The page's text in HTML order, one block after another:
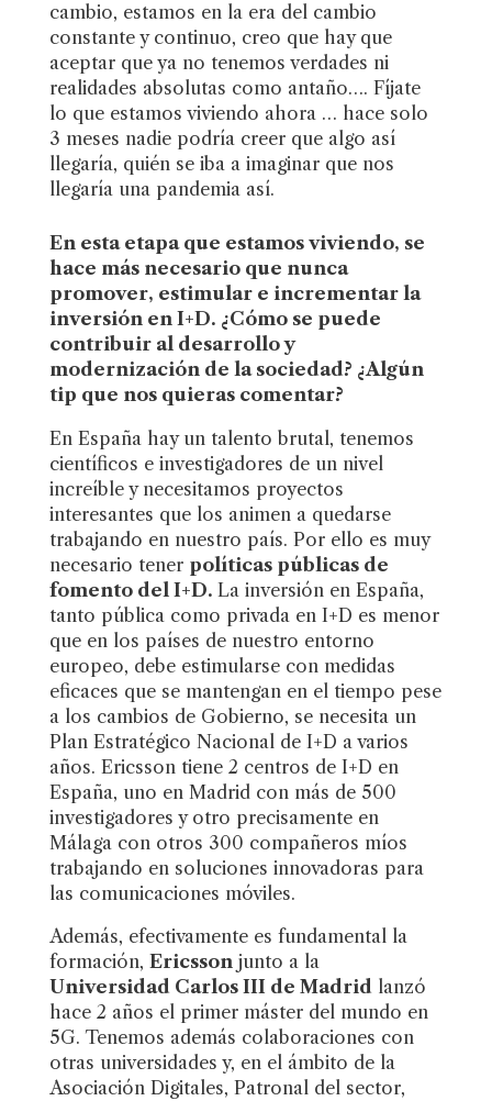
cambio, estamos en la era del cambio
constante y continuo, creo que hay que
aceptar que ya no tenemos verdades ni
realidades absolutas como antaño…. Fíjate
lo que estamos viviendo ahora … hace solo
3 meses nadie podría creer que algo así
llegaría, quién se iba a imaginar que nos
llegaría una pandemia así.
En esta etapa que estamos viviendo, se
hace más necesario que nunca
promover, estimular e incrementar la
inversión en I+D. ¿Cómo se puede
contribuir al desarrollo y
modernización de la sociedad? ¿Algún
tip que nos quieras comentar?
En España hay un talento brutal, tenemos
científicos e investigadores de un nivel
increíble y necesitamos proyectos
interesantes que los animen a quedarse
trabajando en nuestro país. Por ello es muy
necesario tener políticas públicas de
fomento del I+D. La inversión en España,
tanto pública como privada en I+D es menor
que en los países de nuestro entorno
europeo, debe estimularse con medidas
eficaces que se mantengan en el tiempo pese
a los cambios de Gobierno, se necesita un
Plan Estratégico Nacional de I+D a varios
años. Ericsson tiene 2 centros de I+D en
España, uno en Madrid con más de 500
investigadores y otro precisamente en
Málaga con otros 300 compañeros míos
trabajando en soluciones innovadoras para
las comunicaciones móviles.
Además, efectivamente es fundamental la
formación, Ericssonjunto a la
Universidad Carlos III de Madridlanzó
hace 2 años el primer máster del mundo en
5G. Tenemos además colaboraciones con
otras universidades y, en el ámbito de la
Asociación Digitales, Patronal del sector,